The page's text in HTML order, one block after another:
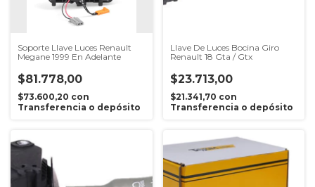
Soporte Llave Luces Renault
Megane 1999 En Adelante
$81.778,00
$73.600,20 con
Transferencia o depósito
Llave De Luces Bocina Giro
Renault 18 Gta / Gtx
$23.713,00
$21.341,70 con
Transferencia o depósito